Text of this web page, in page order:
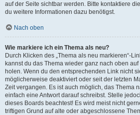
auf der Seite sichtbar werden. Bitte kontaktiere
du weitere Informationen dazu benötigst.
Nach oben
Wie markiere ich ein Thema als neu?
Durch Klicken des „Thema als neu markieren“-
kannst du das Thema wieder ganz nach oben
holen. Wenn du den entsprechenden Link nicht
möglicherweise deaktiviert oder seit der letzten
Zeit vergangen. Es ist auch möglich, das Thema
einfach eine Antwort darauf schreibst. Stelle
dieses Boards beachtest! Es wird meist nicht
triftigen Grund auf alte oder abgeschlossene